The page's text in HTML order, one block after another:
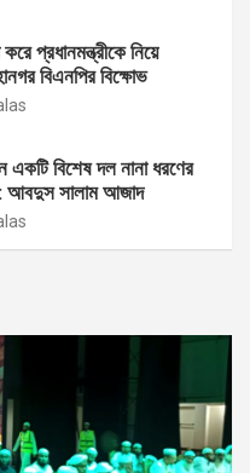
প্রধানমন্ত্রীকে নিয়ে
বিএনপির বিক্ষোভ
একটি বিশেষ দল নানা ধরণের
আবদুস সালাম আজাদ